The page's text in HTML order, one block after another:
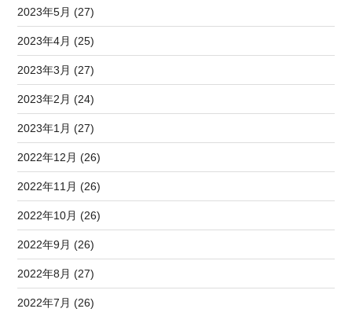
2023年5月 (27)
2023年4月 (25)
2023年3月 (27)
2023年2月 (24)
2023年1月 (27)
2022年12月 (26)
2022年11月 (26)
2022年10月 (26)
2022年9月 (26)
2022年8月 (27)
2022年7月 (26)